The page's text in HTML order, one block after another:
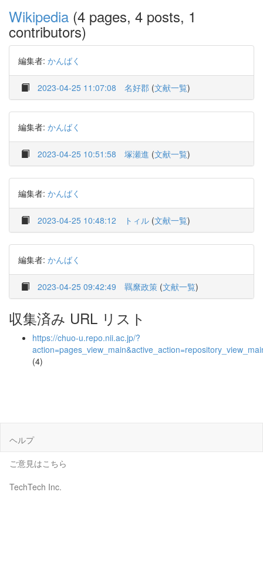
Wikipedia (4 pages, 4 posts, 1
contributors)
編集者: かんばく
2023-04-25 11:07:08 名好郡 (文献一覧)
編集者: かんばく
2023-04-25 10:51:58 塚瀬進 (文献一覧)
編集者: かんばく
2023-04-25 10:48:12 トィル (文献一覧)
編集者: かんばく
2023-04-25 09:42:49 羈縻政策 (文献一覧)
収集済み URL リスト
https://chuo-u.repo.nii.ac.jp/?
(4)
ヘルプ
ご意見はこちら
TechTech Inc.